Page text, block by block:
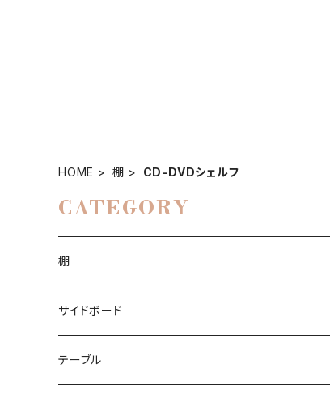
HOME 棚 CD-DVDシェルフ
CATEGORY
棚
本棚
本棚ジニー
コーナーシェルフ
サイドボード
チェスト
テーブル